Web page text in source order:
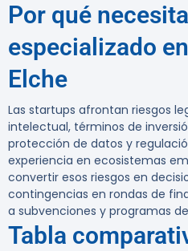
Por qué
especializado
Elche
Las startups afrontan riesgos
intelectual, términos de
protección de datos y
experiencia en ecosistemas
convertir esos riesgos en
contingencias en rondas de
a subvenciones y programas
Tabla